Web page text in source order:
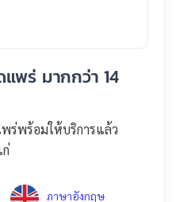
พร่ มากกว่า 14
ร่พร้อมให้บริการแล้ว
ภาษาอังกฤษ